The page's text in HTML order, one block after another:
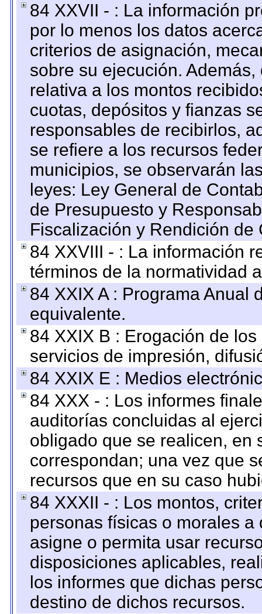
84 XXVII - : La información
por lo menos los datos
criterios de asignación,
sobre su ejecución.
relativa a los montos
cuotas, depósitos y fianzas
responsables de recibirlos,
se refiere a los recursos
municipios, se observarán
leyes: Ley General de
de Presupuesto y
Fiscalización y Rendición
84 XXVIII - : La información
términos de la normatividad
84 XXIX A : Programa Anual
equivalente.
84 XXIX B : Erogación de
servicios de impresión,
84 XXIX E : Medios
84 XXX - : Los informes
auditorías concluidas al
obligado que se realicen, en
correspondan; una vez que
recursos que en su caso
84 XXXII - : Los montos,
personas físicas o morales
asigne o permita usar
disposiciones aplicables,
los informes que dichas
destino de dichos recursos.